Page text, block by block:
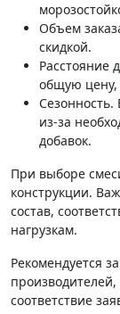
Объем
скидкой.
Расстояние
общую цену,
из-за
добавок.
При выборе
конструкции.
состав,
нагрузкам.
Рекомендуется
соответствие